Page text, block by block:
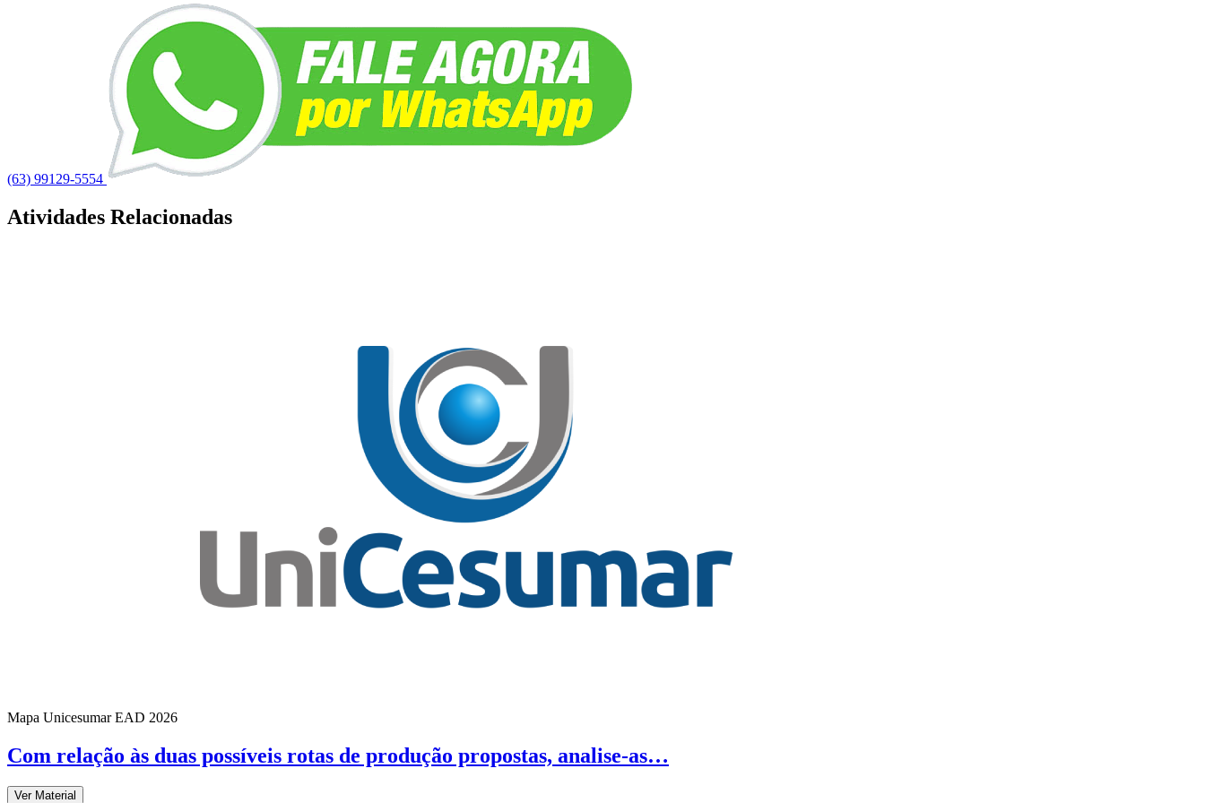
(63) 99129-5554
Atividades Relacionadas
Mapa Unicesumar EAD 2026
Com relação às duas possíveis rotas de produção propostas, analise-as…
Ver Material